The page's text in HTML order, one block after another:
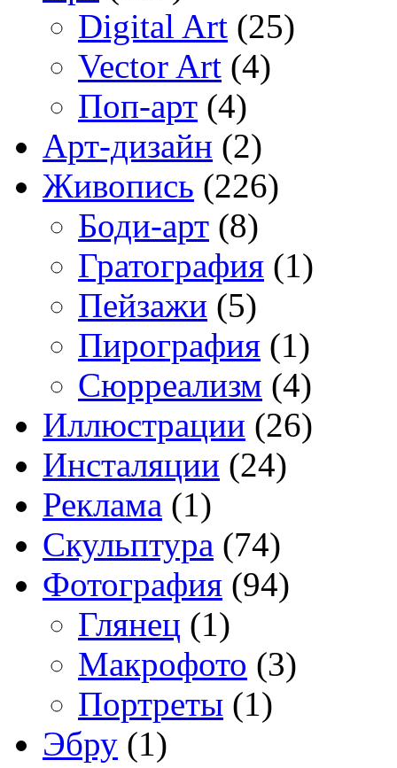
Digital Art (25)
Vector Art (4)
Поп-арт (4)
Арт-дизайн (2)
Живопись (226)
Боди-арт (8)
Гратография (1)
Пейзажи (5)
Пирография (1)
Сюрреализм (4)
Иллюстрации (26)
Инсталяции (24)
Реклама (1)
Скульптура (74)
Фотография (94)
Глянец (1)
Макрофото (3)
Портреты (1)
Эбру (1)